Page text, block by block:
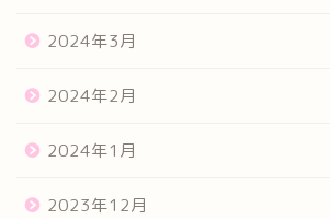
2024年3月
2024年2月
2024年1月
2023年12月